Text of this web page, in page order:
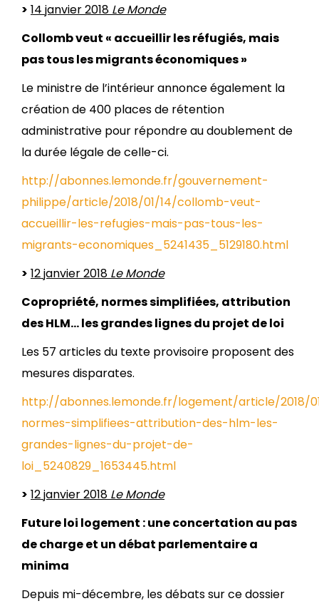
> 14 janvier 2018 Le Monde
Collomb veut « accueillir les réfugiés, mais
pas tous les migrants économiques »
Le ministre de l’intérieur annonce également la
création de 400 places de rétention
administrative pour répondre au doublement de
la durée légale de celle-ci.
http://abonnes.lemonde.fr/gouvernement-
philippe/article/2018/01/14/collomb-veut-
accueillir-les-refugies-mais-pas-tous-les-
migrants-economiques_5241435_5129180.html
> 12 janvier 2018 Le Monde
Copropriété, normes simplifiées, attribution
des HLM… les grandes lignes du projet de loi
Les 57 articles du texte provisoire proposent des
mesures disparates.
http://abonnes.lemonde.fr/logement/article/2018/
normes-simplifiees-attribution-des-hlm-les-
grandes-lignes-du-projet-de-
loi_5240829_1653445.html
> 12 janvier 2018 Le Monde
Future loi logement : une concertation au pas
de charge et un débat parlementaire a
minima
Depuis mi-décembre, les débats sur ce dossier